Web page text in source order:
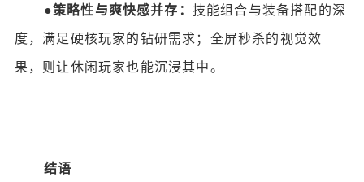
●策略性与爽快感并存： 技能组合与装备搭配的深
度，满足硬核玩家的钻研需求；全屏秒杀的视觉效
果，则让休闲玩家也能沉浸其中。
结语